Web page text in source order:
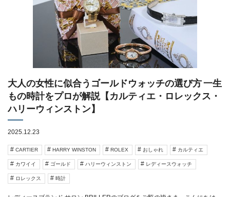
大人の女性に似合うゴールドウォッチの選び方 一生
もの時計をプロが解説【カルティエ・ロレックス・
ハリーウィンストン】
2025.12.23
CARTIER HARRY WINSTON ROLEX おしゃれ カルティエ
カワイイ ゴールド ハリーウィンストン レディースウォッチ
ロレックス 時計